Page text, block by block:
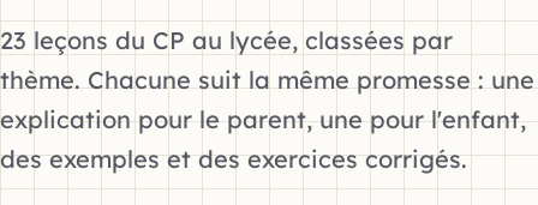
23 leçons du CP au lycée, classées par
thème. Chacune suit la même promesse : une
explication pour le parent, une pour l'enfant,
des exemples et des exercices corrigés.